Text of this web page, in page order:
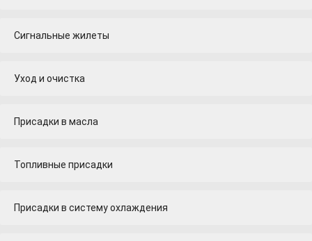
Сигнальные жилеты
Уход и очистка
Присадки в масла
Топливные присадки
Присадки в систему охлаждения